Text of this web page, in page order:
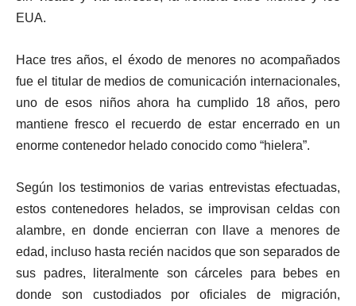
EUA.
Hace tres años, el éxodo de menores no acompañados
fue el titular de medios de comunicación internacionales,
uno de esos niños ahora ha cumplido 18 años, pero
mantiene fresco el recuerdo de estar encerrado en un
enorme contenedor helado conocido como “hielera”.
Según los testimonios de varias entrevistas efectuadas,
estos contenedores helados, se improvisan celdas con
alambre, en donde encierran con llave a menores de
edad, incluso hasta recién nacidos que son separados de
sus padres, literalmente son cárceles para bebes en
donde son custodiados por oficiales de migración,